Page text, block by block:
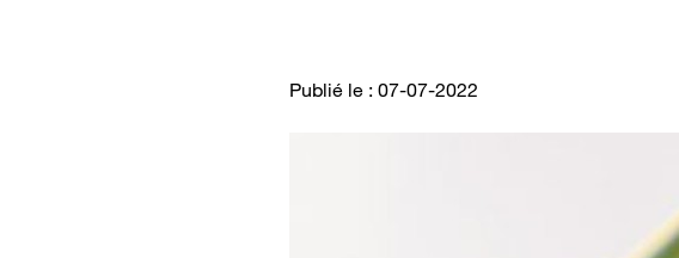
Publié le : 07-07-2022